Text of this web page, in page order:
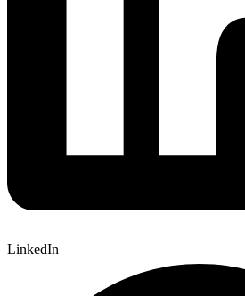
LinkedIn